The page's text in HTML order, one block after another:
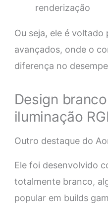
renderização
Ou seja, ele é voltado
avançados, onde o
diferença no
Design
iluminação
Outro destaque do
Ele foi desenvolvido
totalmente branco,
popular em builds